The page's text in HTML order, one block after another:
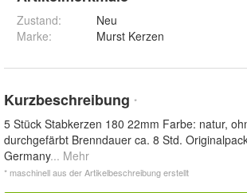
Zustand:
Neu
Marke:
Murst Kerzen
Kurzbeschreibung *
5 Stück Stabkerzen 180 22mm Farbe: natur,
durchgefärbt Brenndauer ca. 8 Std.
Germany... Mehr
* maschinell aus der Artikelbeschreibung erstellt